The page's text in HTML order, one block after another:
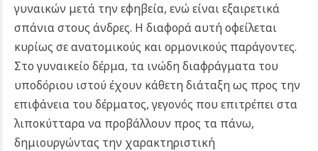
γυναικών μετά την εφηβεία, ενώ είναι εξαιρετικά
σπάνια στους άνδρες. Η διαφορά αυτή οφείλεται
κυρίως σε ανατομικούς και ορμονικούς παράγοντες.
Στο γυναικείο δέρμα, τα ινώδη διαφράγματα του
υποδόριου ιστού έχουν κάθετη διάταξη ως προς την
επιφάνεια του δέρματος, γεγονός που επιτρέπει στα
λιποκύτταρα να προβάλλουν προς τα πάνω,
δημιουργώντας την χαρακτηριστική